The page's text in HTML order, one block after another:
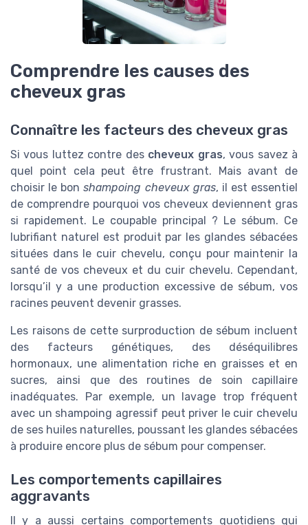
Comprendre les causes des
cheveux gras
Connaître les facteurs des cheveux gras
Si vous luttez contre des cheveux gras, vous savez à
quel point cela peut être frustrant. Mais avant de
choisir le bonshampoing cheveux gras, il est essentiel
de comprendre pourquoi vos cheveux deviennent gras
si rapidement. Le coupable principal ? Le sébum. Ce
lubrifiant naturel est produit par les glandes sébacées
situées dans le cuir chevelu, conçu pour maintenir la
santé de vos cheveux et du cuir chevelu. Cependant,
lorsqu’il y a une production excessive de sébum, vos
racines peuvent devenir grasses.
Les raisons de cette surproduction de sébum incluent
des facteurs génétiques, des déséquilibres
hormonaux, une alimentation riche en graisses et en
sucres, ainsi que des routines de soin capillaire
inadéquates. Par exemple, un lavage trop fréquent
avec un shampoing agressif peut priver le cuir chevelu
de ses huiles naturelles, poussant les glandes sébacées
à produire encore plus de sébum pour compenser.
Les comportements capillaires
aggravants
Il y a aussi certains comportements quotidiens qui